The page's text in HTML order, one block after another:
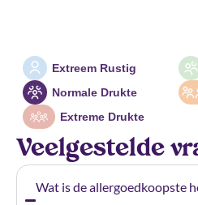
Extreem Rustig
Normale Drukte
Extreme Drukte
Veelgestelde
Wat is de allergoedkoopste